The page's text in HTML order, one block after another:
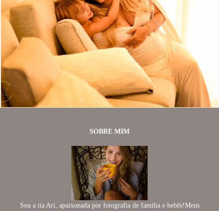
895 1
SOBRE MIM
Sou a tia Ari, apaixonada por fotografia de família e bebês!Meus